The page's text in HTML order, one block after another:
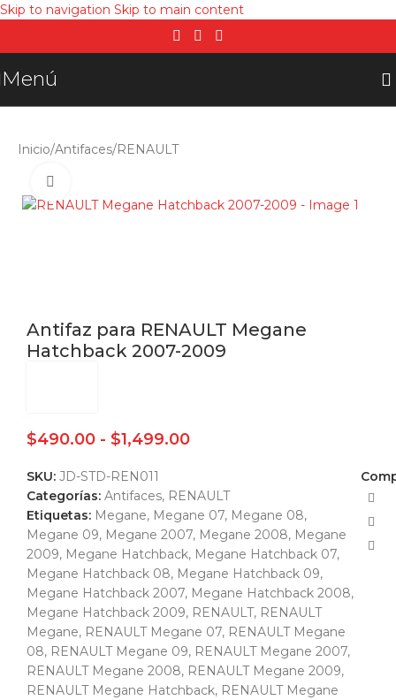
Skip to navigation Skip to main content
Menú
Inicio/Antifaces/RENAULT
Antifaz para RENAULT Megane
Hatchback 2007-2009
$490.00 - $1,499.00
SKU: JD-STD-REN011
Categorías: Antifaces, RENAULT
Etiquetas: Megane, Megane 07, Megane 08,
Megane 09, Megane 2007, Megane 2008, Megane
2009, Megane Hatchback, Megane Hatchback 07,
Megane Hatchback 08, Megane Hatchback 09,
Megane Hatchback 2007, Megane Hatchback 2008,
Megane Hatchback 2009, RENAULT, RENAULT
Megane, RENAULT Megane 07, RENAULT Megane
08, RENAULT Megane 09, RENAULT Megane 2007,
RENAULT Megane 2008, RENAULT Megane 2009,
RENAULT Megane Hatchback, RENAULT Megane